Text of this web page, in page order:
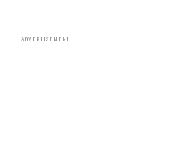
ADVERTISEMENT